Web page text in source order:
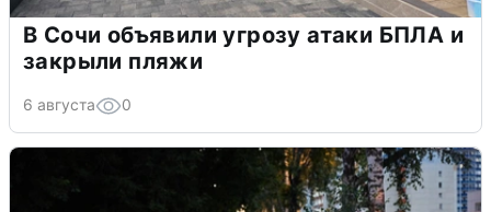
В Сочи объявили угрозу атаки БПЛА и
закрыли пляжи
6 августа 0